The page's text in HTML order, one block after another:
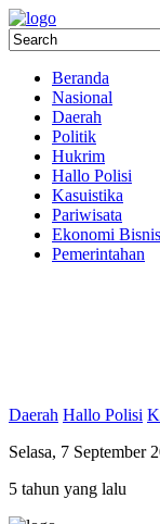
Beranda
Nasional
Daerah
Politik
Hukrim
Hallo Polisi
Kasuistika
Pariwisata
Ekonomi Bisnis
Pemerintahan
Daerah Hallo Polisi
Selasa, 7 September
5 tahun yang lalu